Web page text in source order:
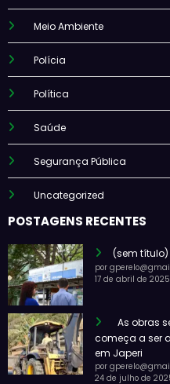
Meio Ambiente
Polícia
Política
Saúde
Segurança Pública
Uncategorized
POSTAGENS RECENTES
(sem título)
por
17 de abril de 2025
As obras
começa a ser
em Japeri
por
24 de julho de